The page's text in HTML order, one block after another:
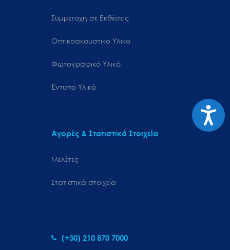
Συμμετοχή σε Εκθέσεις
Οπτικοακουστικό Υλικό
Φωτογραφικό Υλικό
Έντυπο Υλικό
Αγορές & Στατιστικά Στοιχεία
Μελέτες
Στατιστικά στοιχεία
(+30) 210 870 7000